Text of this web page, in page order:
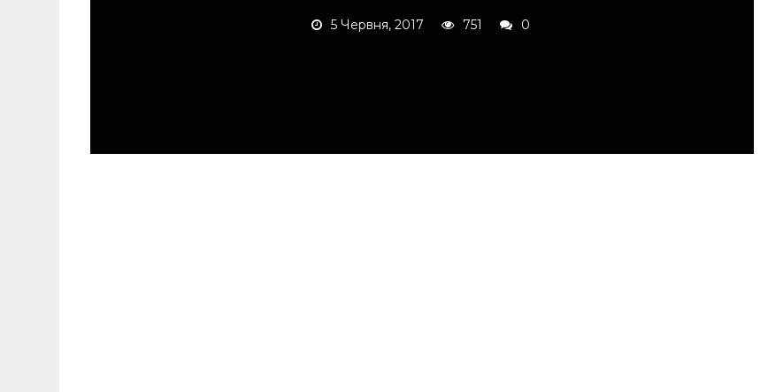
5 Червня, 2017 751 0